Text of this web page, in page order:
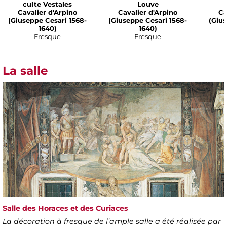
culte Vestales
Cavalier d'Arpino
(Giuseppe Cesari 1568-
1640)
Fresque
Louve
Cavalier d'Arpino
(Giuseppe Cesari 1568-
1640)
Fresque
La salle
Salle des Horaces et des Curiaces
La décoration à fresque de l’ample salle a été réalisée par